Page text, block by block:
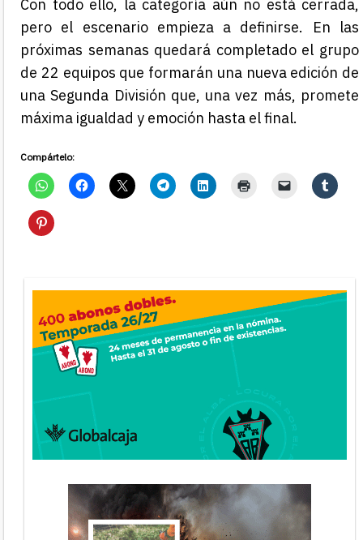
Con todo ello, la categoría aún no está cerrada,
pero el escenario empieza a definirse. En las
próximas semanas quedará completado el grupo
de 22 equipos que formarán una nueva edición de
una Segunda División que, una vez más, promete
máxima igualdad y emoción hasta el final.
Compártelo: